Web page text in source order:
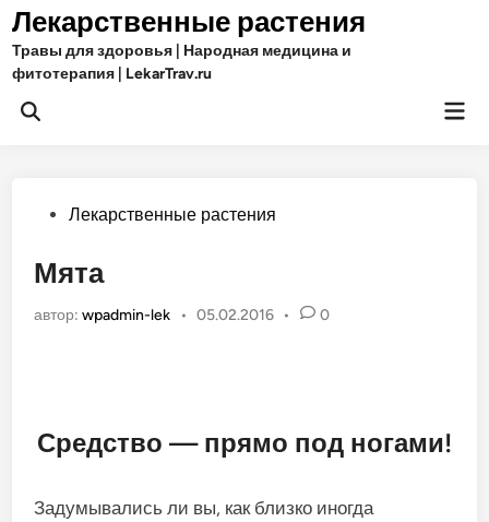
Перейти
содержимому
Лекарственные растения
Травы для здоровья | Народная медицина и
фитотерапия | LekarTrav.ru
Открыть
Опубликовано
Лекарственные растения
Мята
автор:wpadmin-lek • 05.02.2016 • 0
Средство — прямо под ногами!
Задумывались ли вы, как близко иногда